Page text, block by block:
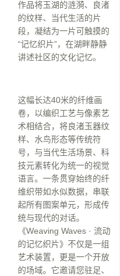
作品将玉湖的涟漪、良渚
的纹样、当代生活的片
段，凝结为一片可触摸的
“记忆织片”，在湖畔静静
讲述社区的文化记忆。
这幅长达40米的纤维画
卷，以编织工艺与像素艺
术相结合，将良渚玉器纹
样、水鸟形态等传统符
号，与当代生活场景、科
技元素转化为统一的视觉
语言。一条贯穿始终的纤
维织带如水似数据，串联
起所有图案单元，形成传
统与现代的对话。
《Weaving Waves · 流动
的记忆织片》不仅是一组
艺术装置，更是一个开放
的场域。它邀请您驻足、